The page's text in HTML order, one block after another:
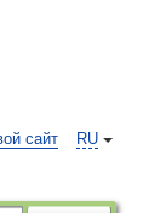
RU
сайт